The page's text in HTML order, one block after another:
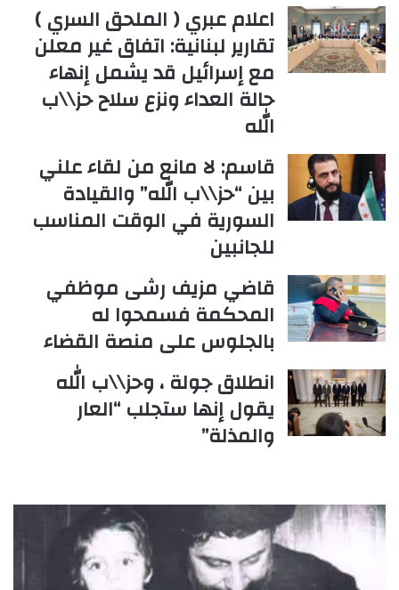
اعلام عبري ( الملحق السري )
تقارير لبنانية: اتفاق غير معلن
مع إسرائيل قد يشمل إنهاء
حالة العداء ونزع سلاح حز\\ب
الله
قاسم: لا مانع من لقاء علني
بين “حز\\ب الله” والقيادة
السورية في الوقت المناسب
للجانبين
قاضي مزيف رشى موظفي
المحكمة فسمحوا له
بالجلوس على منصة القضاء
انطلاق جولة ، وحز\\ب الله
يقول إنها ستجلب “العار
والمذلة”